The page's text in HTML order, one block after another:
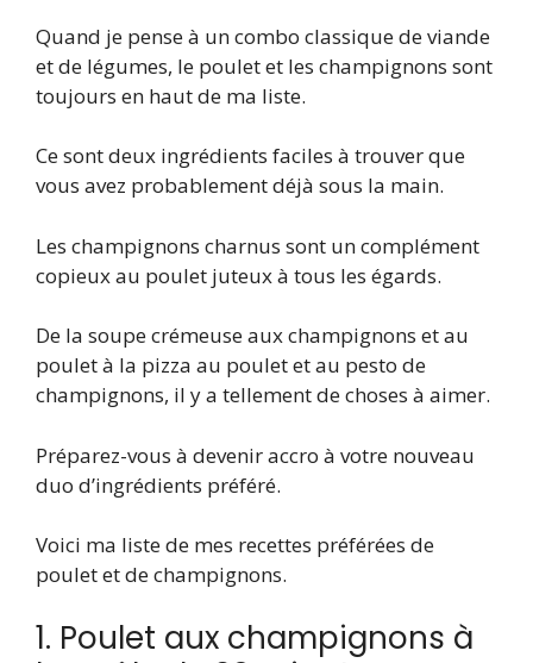
Quand je pense à un combo classique de viande
et de légumes, le poulet et les champignons sont
toujours en haut de ma liste.
Ce sont deux ingrédients faciles à trouver que
vous avez probablement déjà sous la main.
Les champignons charnus sont un complément
copieux au poulet juteux à tous les égards.
De la soupe crémeuse aux champignons et au
poulet à la pizza au poulet et au pesto de
champignons, il y a tellement de choses à aimer.
Préparez-vous à devenir accro à votre nouveau
duo d’ingrédients préféré.
Voici ma liste de mes recettes préférées de
poulet et de champignons.
1. Poulet aux champignons à